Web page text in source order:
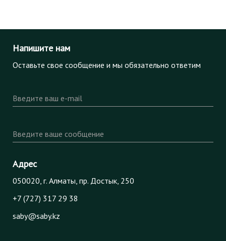
Напишите нам
Оставьте свое сообщение и мы обязательно ответим
Введите ваш e-mail
Введите ваше сообщение
Адрес
050020, г. Алматы, пр. Достык, 250
+7 (727) 317 29 38
saby@saby.kz